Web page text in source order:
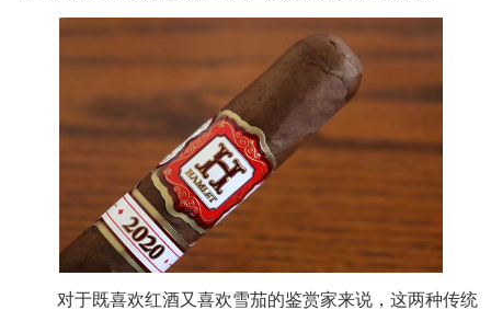
对于既喜欢红酒又喜欢雪茄的鉴赏家来说，这两种传统